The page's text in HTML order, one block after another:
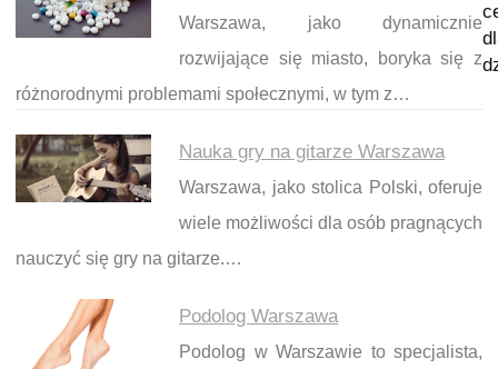
Warszawa, jako dynamicznie
rozwijające się miasto, boryka się z
różnorodnymi problemami społecznymi, w tym z…
Nauka gry na gitarze Warszawa
Warszawa, jako stolica Polski, oferuje
wiele możliwości dla osób pragnących
nauczyć się gry na gitarze.…
Podolog Warszawa
Podolog w Warszawie to specjalista,